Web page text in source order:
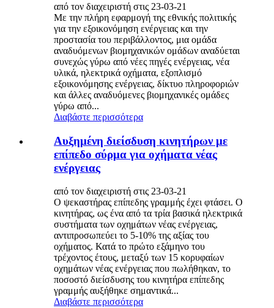
από τον διαχειριστή στις 23-03-21
Με την πλήρη εφαρμογή της εθνικής πολιτικής
για την εξοικονόμηση ενέργειας και την
προστασία του περιβάλλοντος, μια ομάδα
αναδυόμενων βιομηχανικών ομάδων αναδύεται
συνεχώς γύρω από νέες πηγές ενέργειας, νέα
υλικά, ηλεκτρικά οχήματα, εξοπλισμό
εξοικονόμησης ενέργειας, δίκτυο πληροφοριών
και άλλες αναδυόμενες βιομηχανικές ομάδες
γύρω από...
Διαβάστε περισσότερα
Αυξημένη διείσδυση κινητήρων με
επίπεδο σύρμα για οχήματα νέας
ενέργειας
από τον διαχειριστή στις 23-03-21
Ο ψεκαστήρας επίπεδης γραμμής έχει φτάσει. Ο
κινητήρας, ως ένα από τα τρία βασικά ηλεκτρικά
συστήματα των οχημάτων νέας ενέργειας,
αντιπροσωπεύει το 5-10% της αξίας του
οχήματος. Κατά το πρώτο εξάμηνο του
τρέχοντος έτους, μεταξύ των 15 κορυφαίων
οχημάτων νέας ενέργειας που πωλήθηκαν, το
ποσοστό διείσδυσης του κινητήρα επίπεδης
γραμμής αυξήθηκε σημαντικά...
Διαβάστε περισσότερα